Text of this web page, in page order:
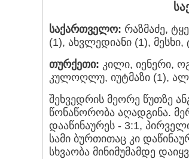
საქართველო: რაზმაძე,
(1), ახვლედიანი (1), მესხი,
თურქეთი: კილი, იენერი,
კულოღლუ, იუტმაზი (1),
შეხვედრის მეორე წუთზე
წონაწორობა აღადგინა.
დააწინაურეს - 3:1,
სამი ბურთითაც კი
სხვაობა მინიმუმამდე